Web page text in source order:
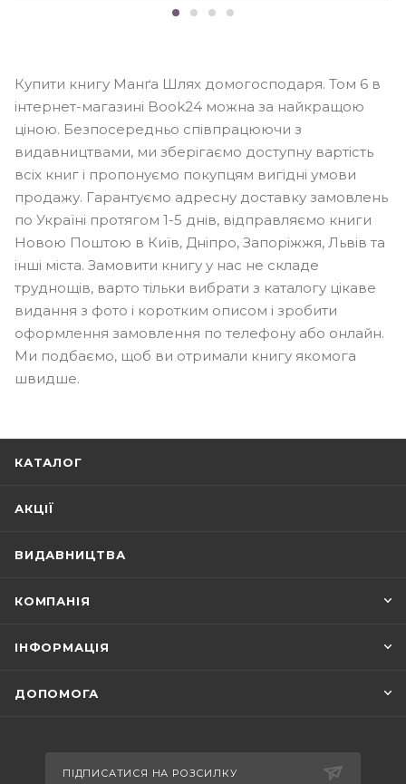
Купити книгу Манґа Шлях домогосподаря. Том 6 в
інтернет-магазині Book24 можна за найкращою
ціною. Безпосередньо співпрацюючи з
видавництвами, ми зберігаємо доступну вартість
всіх книг і пропонуємо покупцям вигідні умови
продажу. Гарантуємо адресну доставку замовлень
по Україні протягом 1-5 днів, відправляємо книги
Новою Поштою в Київ, Дніпро, Запоріжжя, Львів та
інші міста. Замовити книгу у нас не складе
труднощів, варто тільки вибрати з каталогу цікаве
видання з фото і коротким описом і зробити
оформлення замовлення по телефону або онлайн.
Ми подбаємо, щоб ви отримали книгу якомога
швидше.
КАТАЛОГ
АКЦІЇ
ВИДАВНИЦТВА
КОМПАНІЯ
ІНФОРМАЦІЯ
ДОПОМОГА
ПІДПИСАТИСЯ НА РОЗСИЛКУ